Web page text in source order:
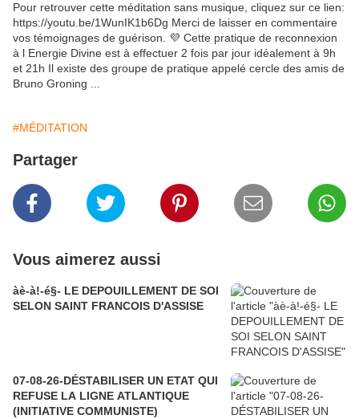
Pour retrouver cette méditation sans musique, cliquez sur ce lien:
https://youtu.be/1WunIK1b6Dg Merci de laisser en commentaire
vos témoignages de guérison. 💜 Cette pratique de reconnexion
à l Energie Divine est à effectuer 2 fois par jour idéalement à 9h
et 21h Il existe des groupe de pratique appelé cercle des amis de
Bruno Groning ...
#MÉDITATION
Partager
Vous aimerez aussi
àè-à!-é§- LE DEPOUILLEMENT DE SOI
SELON SAINT FRANCOIS D'ASSISE
07-08-26-DÉSTABILISER UN ETAT QUI
REFUSE LA LIGNE ATLANTIQUE
(INITIATIVE COMMUNISTE)